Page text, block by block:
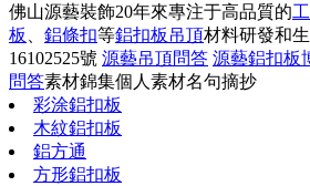
佛山源藝裝飾20年來專注于高品質的
板
鋁條扣等鋁扣板吊頂材料研發和生
16102525號 源藝吊頂問答 源藝鋁扣板
問答素材錦集個人素材名句摘抄
彩涂鋁扣板
木紋鋁扣板
鋁方通
方形鋁扣板